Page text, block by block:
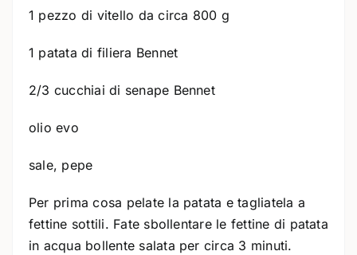
1 pezzo di vitello da circa 800 g
1 patata di filiera Bennet
2/3 cucchiai di senape Bennet
olio evo
sale, pepe
Per prima cosa pelate la patata e tagliatela a
fettine sottili. Fate sbollentare le fettine di patata
in acqua bollente salata per circa 3 minuti.